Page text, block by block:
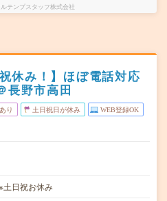
テンプスタッフ株式会社
休み！】ほぼ電話対応
長野市高田
り 土日祝日が休み WEB登録OK
日祝お休み